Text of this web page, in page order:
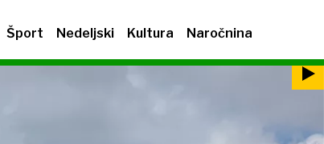
Šport Nedeljski Kultura Naročnina